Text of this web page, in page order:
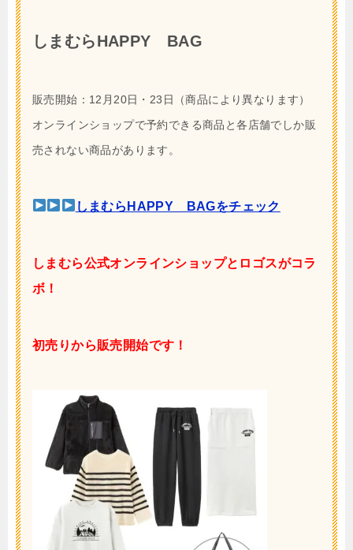
しまむらHAPPY BAG
販売開始：12月20日・23日（商品により異なります）
オンラインショップで予約できる商品と各店舗でしか販
売されない商品があります。
しまむらHAPPY BAGをチェック
しまむら公式オンラインショップとロゴスがコラ
ボ！
初売りから販売開始です！